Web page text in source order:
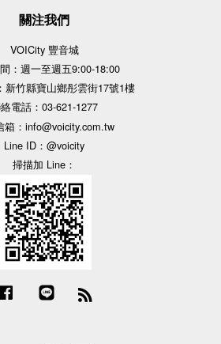
關注我們
VOICity 豐音城
：週一至週五9:00-18:00
新竹縣寶山鄉彤雲街17號1樓
電話：03-621-1277
箱：info@voicity.com.tw
Line ID：@voicity
掃描加 Line：
Facebook